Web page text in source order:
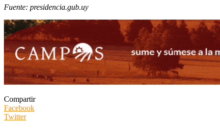
Fuente: presidencia.gub.uy
Compartir
Facebook
Twitter